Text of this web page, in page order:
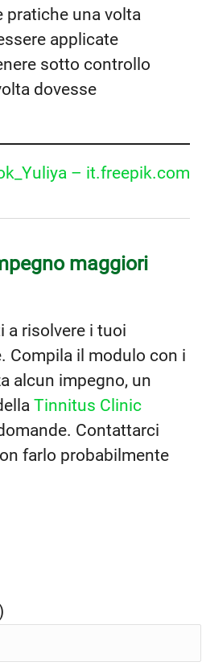
pratiche una volta
applicate
sotto controllo
dovesse
– it.freepik.com
maggiori
a risolvere i tuoi
Compila il modulo con i
alcun impegno, un
Tinnitus Clinic
Contattarci
farlo probabilmente